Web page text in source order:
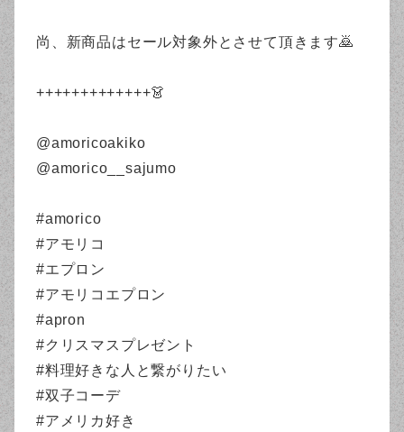
尚、新商品はセール対象外とさせて頂きます🙇
+++++++++++++👗
@amoricoakiko
@amorico__sajumo
#amorico
#アモリコ
#エプロン
#アモリコエプロン
#apron
#クリスマスプレゼント
#料理好きな人と繋がりたい
#双子コーデ
#アメリカ好き